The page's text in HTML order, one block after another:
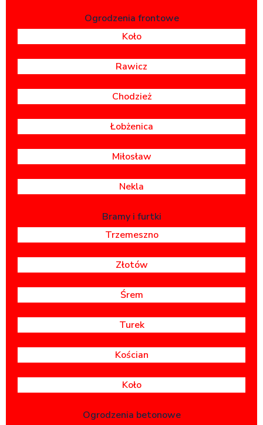
Ogrodzenia frontowe
Koło
Rawicz
Chodzież
Łobżenica
Miłosław
Nekla
Bramy i furtki
Trzemeszno
Złotów
Śrem
Turek
Kościan
Koło
Ogrodzenia betonowe